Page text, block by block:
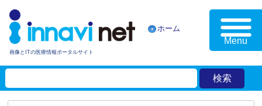
画像とITの医療情報ポータルサイト
ホーム
Menu